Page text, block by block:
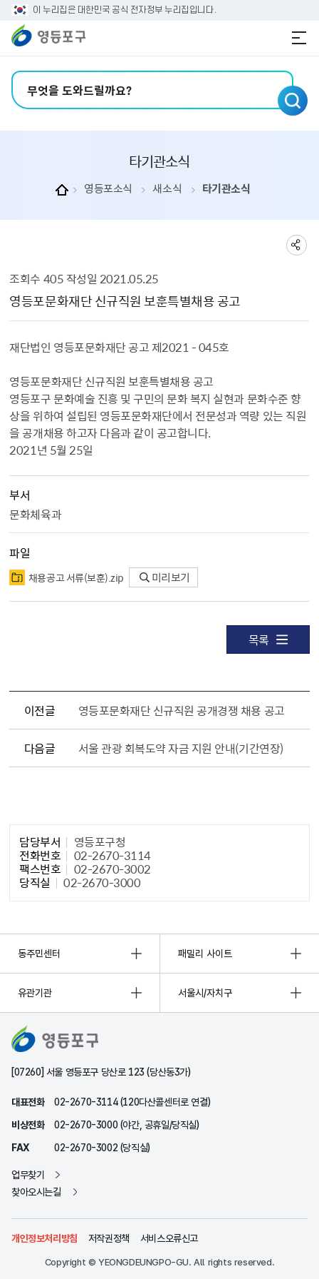
본문 바로가기
주메뉴 바로가기
이 누리집은 대한민국 공식 전자정부 누리집입니다.
타기관소식
영등포소식 새소식 타기관소식
조회수 405 작성일 2021.05.25
영등포문화재단 신규직원 보훈특별채용 공고
재단법인 영등포문화재단 공고 제2021 - 045호
영등포문화재단 신규직원 보훈특별채용 공고
영등포구 문화예술 진흥 및 구민의 문화 복지 실현과 문화수준 향
상을 위하여 설립된 영등포문화재단에서 전문성과 역량 있는 직원
을 공개채용 하고자 다음과 같이 공고합니다.
2021년 5월 25일
부서
문화체육과
파일
채용공고 서류（보훈）.zip 미리보기
목록
이전글 영등포문화재단 신규직원 공개경쟁 채용 공고
다음글 서울 관광 회복도약 자금 지원 안내(기간연장)
담당부서 영등포구청
전화번호 02-2670-3114
팩스번호 02-2670-3002
당직실 02-2670-3000
동주민센터 패밀리 사이트
유관기관 서울시/자치구
[07260] 서울 영등포구 당산로 123 (당산동3가)
대표전화
02-2670-3114 (120다산콜센터로 연결)
비상전화
02-2670-3000 (야간, 공휴일/당직실)
FAX
02-2670-3002 (당직실)
업무찾기
찾아오시는길
개인정보처리방침 저작권정책 서비스오류신고
Copyright © YEONGDEUNGPO-GU. All rights reserved.